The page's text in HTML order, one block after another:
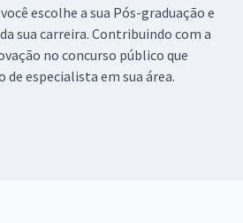
escolhe a sua Pós-graduação e
sua carreira. Contribuindo com a
no concurso público que
especialista em sua área.